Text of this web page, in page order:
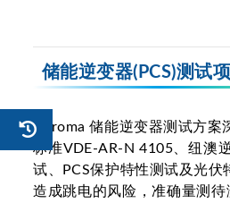
储能逆变器(PCS)测试
Chroma 储能逆变器测试方案
标准VDE-AR-N 4105、纽澳
试、PCS保护特性测试及光
造成跳电的风险，准确量测